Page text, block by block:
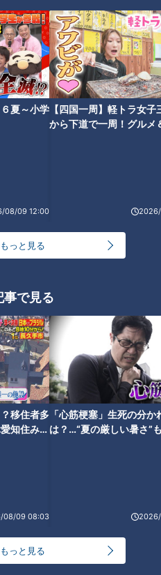
夏～小学
08/09 12:00
【四国一周】軽トラ女子
から下道で一周！グルメ
もっと見る
事で見る
移住者多
知住みた
08/09 08:03
「心筋梗塞」生死の分か
は？…“夏の厳しい暑さ”
もっと見る
備された」と言います。
38年に日本初のダイナマイト
界大戦末期、空襲の被害を避け
たに沼田市上川田（かみかわ
てられました。
々は火薬製造工場へアクセスす
れたと言います。